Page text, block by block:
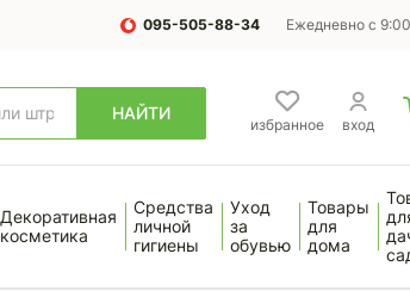
095-505-88-34 Ежедневно с
НАЙТИ
избранное вход
Декоративная
косметика
Средства
личной
гигиены
Уход
за
обувью
Товары
для
дома